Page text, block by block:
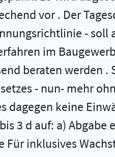
vor . Der
- soll
im
beraten werden .
- nun- mehr
keine
3 d auf: a) Abgabe
inklusives